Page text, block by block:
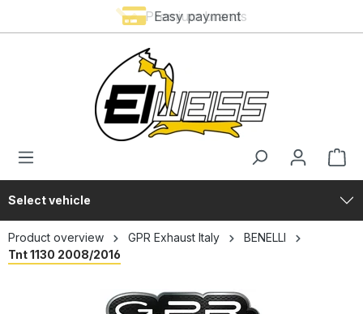
Premium brands
Easy payment
Select vehicle
Product overview GPR Exhaust Italy
BENELLI
Tnt 1130 2008/2016